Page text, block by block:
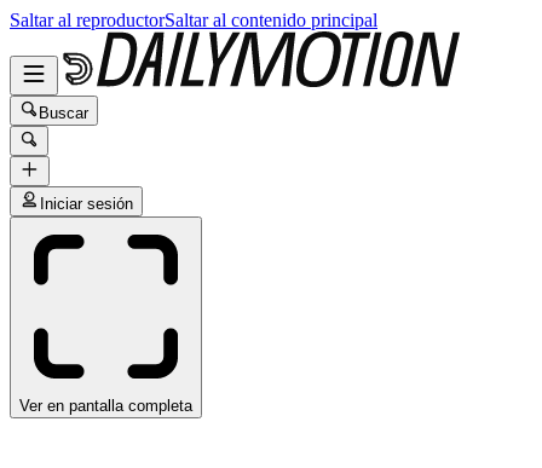
Saltar al reproductorSaltar al contenido principal
Buscar
Iniciar sesión
Ver en pantalla completa